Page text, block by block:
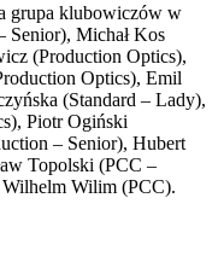
grupa klubowiczów w
Senior), Michał Kos
(Production Optics),
Optics), Emil
(Standard – Lady),
Piotr Ogiński
– Senior), Hubert
Topolski (PCC –
Wilim (PCC).